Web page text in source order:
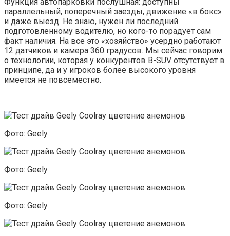
параллельный, поперечный заезды, движение «в бокс»
и даже выезд. Не знаю, нужен ли последний
подготовленному водителю, но кого-то порадует сам
факт наличия. На все это «хозяйство» усердно работают
12 датчиков и камера 360 градусов. Мы сейчас говорим
о технологии, которая у конкурентов B-SUV отсутствует в
принципе, да и у игроков более высокого уровня
имеется не повсеместно.
Фото: Geely
Фото: Geely
Фото: Geely